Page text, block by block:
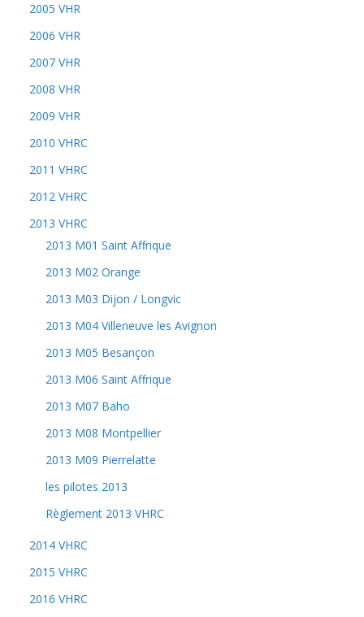
2005 VHR
2006 VHR
2007 VHR
2008 VHR
2009 VHR
2010 VHRC
2011 VHRC
2012 VHRC
2013 VHRC
2013 M01 Saint Affrique
2013 M02 Orange
2013 M03 Dijon / Longvic
2013 M04 Villeneuve les Avignon
2013 M05 Besançon
2013 M06 Saint Affrique
2013 M07 Baho
2013 M08 Montpellier
2013 M09 Pierrelatte
les pilotes 2013
Règlement 2013 VHRC
2014 VHRC
2015 VHRC
2016 VHRC